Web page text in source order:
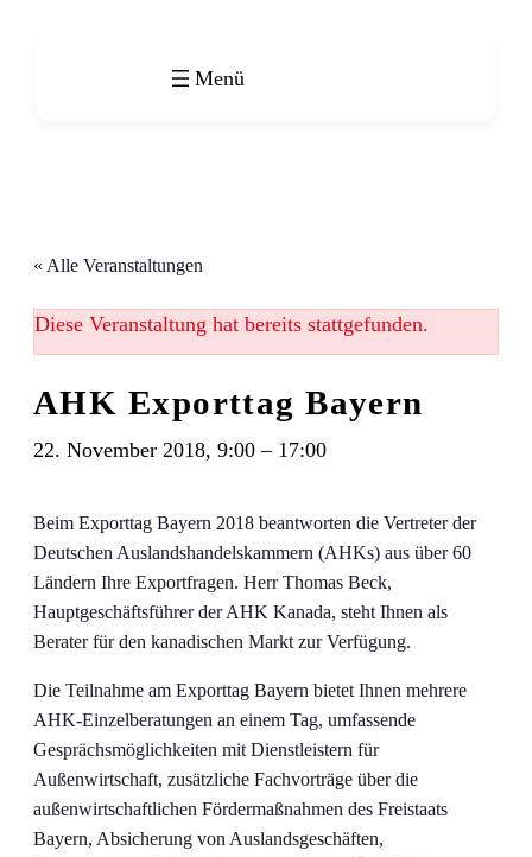
« Alle Veranstaltungen
Diese Veranstaltung hat bereits stattgefunden.
AHK Exporttag Bayern
22. November 2018, 9:00 – 17:00
Beim Exporttag Bayern 2018 beantworten die Vertreter der
Deutschen Auslandshandelskammern (AHKs) aus über 60
Ländern Ihre Exportfragen. Herr Thomas Beck,
Hauptgeschäftsführer der AHK Kanada, steht Ihnen als
Berater für den kanadischen Markt zur Verfügung.
Die Teilnahme am Exporttag Bayern bietet Ihnen mehrere
AHK-Einzelberatungen an einem Tag, umfassende
Gesprächsmöglichkeiten mit Dienstleistern für
Außenwirtschaft, zusätzliche Fachvorträge über die
außenwirtschaftlichen Fördermaßnahmen des Freistaats
Bayern, Absicherung von Auslandsgeschäften,